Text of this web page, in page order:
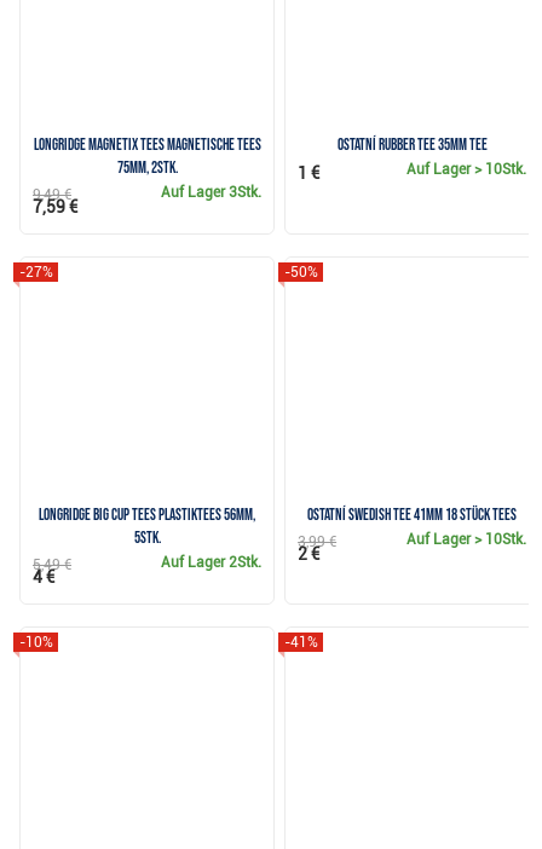
Longridge Magnetix Tees magnetische Tees
75mm, 2Stk.
Auf Lager3Stk.
9,49 €
7,59 €
Ostatní Rubber Tee 35mm Tee
Auf Lager> 10Stk.
1 €
Longridge Big Cup Tees Plastiktees 56mm,
5Stk.
-27%
Auf Lager2Stk.
5,49 €
4 €
Ostatní Swedish Tee 41mm 18 Stück Tees
-50%
Auf Lager> 10Stk.
3,99 €
2 €
-10% -41%